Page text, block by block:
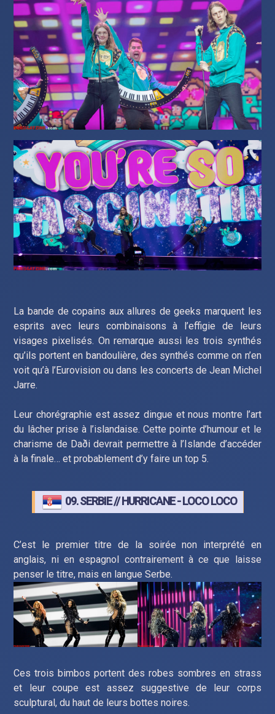
La bande de copains aux allures de geeks marquent les
esprits avec leurs combinaisons à l’effigie de leurs
visages pixelisés. On remarque aussi les trois synthés
qu’ils portent en bandoulière, des synthés comme on n’en
voit qu’à l’Eurovision ou dans les concerts de Jean Michel
Jarre.
Leur chorégraphie est assez dingue et nous montre l’art
du lâcher prise à l’islandaise. Cette pointe d’humour et le
charisme de Daði devrait permettre à l’Islande d’accéder
à la finale… et probablement d’y faire un top 5.
09. SERBIE // HURRICANE - LOCO LOCO
C’est le premier titre de la soirée non interprété en
anglais, ni en espagnol contrairement à ce que laisse
penser le titre, mais en langue Serbe.
Ces trois bimbos portent des robes sombres en strass
et leur coupe est assez suggestive de leur corps
sculptural, du haut de leurs bottes noires.